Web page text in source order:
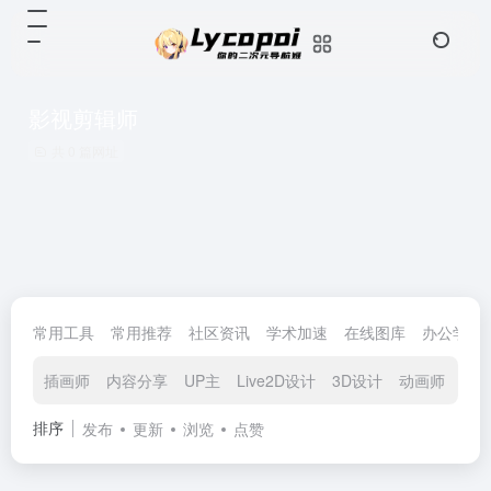
常用工具 常用推荐 社区资讯 学术加速 在线图库 办公学习
插画师 内容分享 UP主 Live2D设计 3D设计 动画师
排序 发布 更新 浏览 点赞